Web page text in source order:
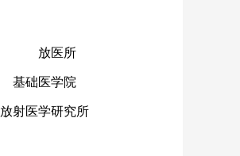
放医所
基础医学院
放射医学研究所